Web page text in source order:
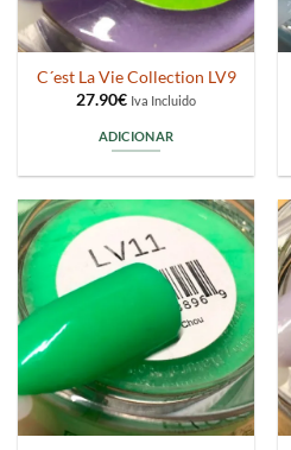
C´est La Vie Collection LV9
27.90€ Iva Incluido
ADICIONAR